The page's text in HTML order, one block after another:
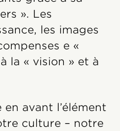
». Les
les images
e «
la « vision » et à
avant l’élément
culture – notre